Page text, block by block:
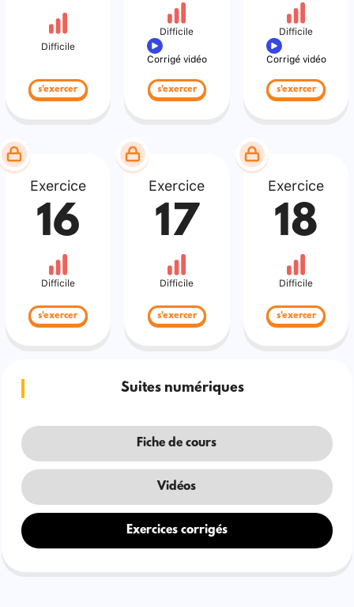
Difficile
s'exercer
Difficile
Corrigé vidéo
s'exercer
Difficile
Corrigé vidéo
s'exercer
Exercice
16
Difficile
s'exercer
Exercice
17
Difficile
s'exercer
Exercice
18
Difficile
s'exercer
Suites numériques
Fiche de cours
Vidéos
Exercices corrigés